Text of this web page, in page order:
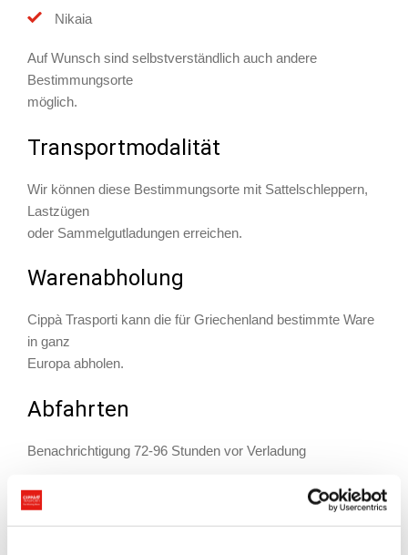
Nikaia
Auf Wunsch sind selbstverständlich auch andere
Bestimmungsorte
möglich.
Transportmodalität
Wir können diese Bestimmungsorte mit Sattelschleppern,
Lastzügen
oder Sammelgutladungen erreichen.
Warenabholung
Cippà Trasporti kann die für Griechenland bestimmte Ware
in ganz
Europa abholen.
Abfahrten
Benachrichtigung 72-96 Stunden vor Verladung
Erforderliche Unterlagen